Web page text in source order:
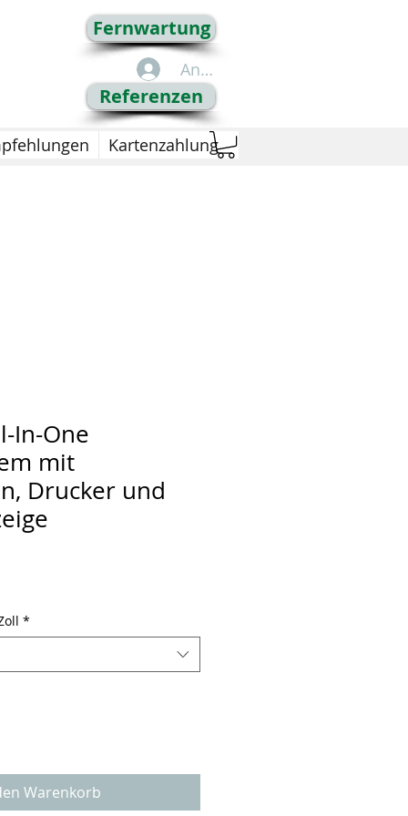
Fernwartung
Referenzen
Anmelden
Kartenzahlung
In-One
mit
Drucker und
*
Warenkorb